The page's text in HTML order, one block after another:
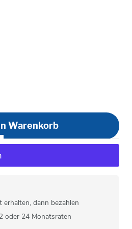
Warenkorb
dann bezahlen
oder 24 Monatsraten